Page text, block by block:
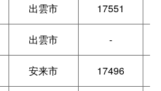
出雲市 17551
出雲市 -
安来市 17496